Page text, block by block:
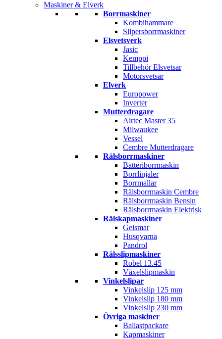
Maskiner & Elverk
Borrmaskiner
Kombihammare
Slipersborrmaskiner
Elsvetsverk
Jasic
Kemppi
Tillbehör Elsvetsar
Motorsvetsar
Elverk
Europower
Inverter
Mutterdragare
Airtec Master 35
Milwaukee
Vessel
Cembre Mutterdragare
Rälsborrmaskiner
Batteriborrmaskin
Borrlinjaler
Borrmallar
Rälsborrmaskin Cembre
Rälsborrmaskin Bensin
Rälsborrmaskin Elektrisk
Rälskapmaskiner
Geismar
Husqvarna
Pandrol
Rälsslipmaskiner
Robel 13.45
Växelslipmaskin
Vinkelslipar
Vinkelslip 125 mm
Vinkelslip 180 mm
Vinkelslip 230 mm
Övriga maskiner
Ballastpackare
Kapmaskiner